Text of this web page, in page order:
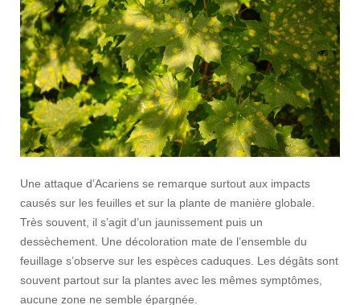
Une attaque d’Acariens se remarque surtout aux impacts
causés sur les feuilles et sur la plante de manière globale.
Très souvent, il s’agit d’un jaunissement puis un
dessèchement. Une décoloration mate de l’ensemble du
feuillage s’observe sur les espèces caduques. Les dégâts sont
souvent partout sur la plantes avec les mêmes symptômes,
aucune zone ne semble épargnée.